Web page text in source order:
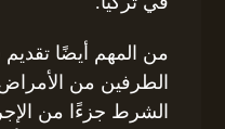
من المهم أيضًا
الطرفين من الأمراض
الشرط جزءًا من